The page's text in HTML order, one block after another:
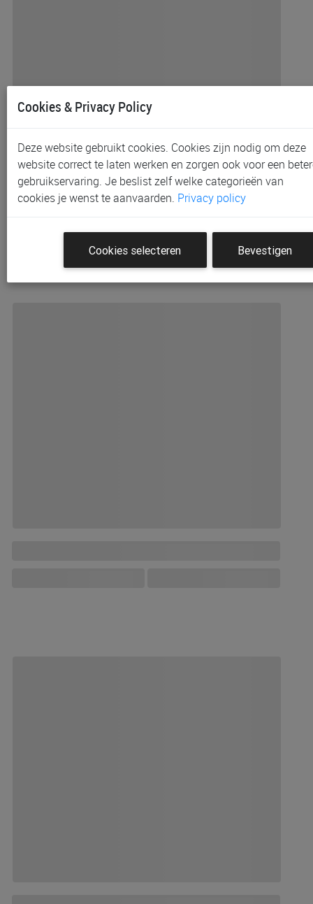
Cookies & Privacy Policy
Deze website gebruikt cookies. Cookies zijn nodig om deze
website correct te laten werken en zorgen ook voor een
gebruikservaring. Je beslist zelf welke categorieën van
cookies je wenst te aanvaarden. Privacy policy
Cookies selecteren Bevestigen